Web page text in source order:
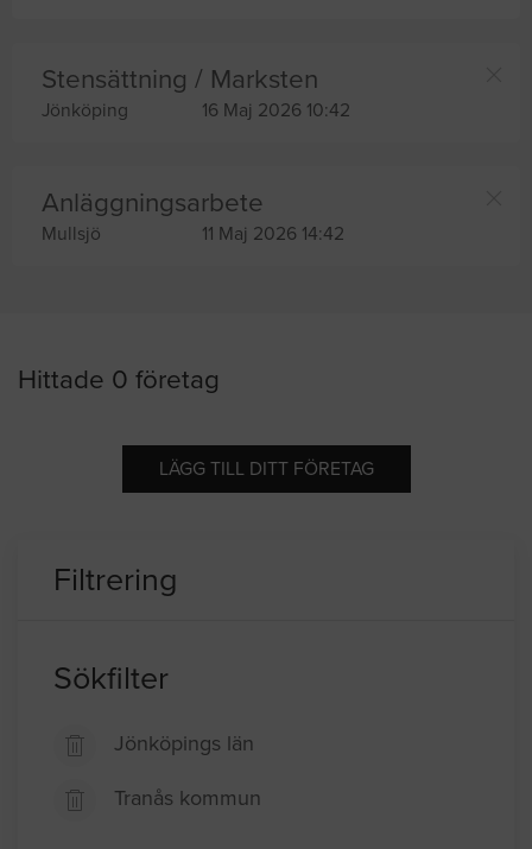
Stensättning / Marksten
Jönköping 16 Maj 2026 10:42
Anläggningsarbete
Mullsjö 11 Maj 2026 14:42
Hittade 0 företag
LÄGG TILL DITT FÖRETAG
Filtrering
Sökfilter
Jönköpings län
Tranås kommun